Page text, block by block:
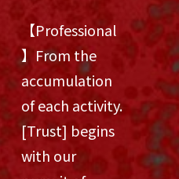
【Professional
】From the
accumulation
of each activity.
[Trust] begins
with our